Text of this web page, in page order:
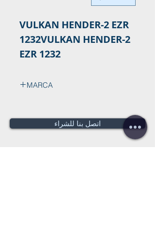
VULKAN HENDER-2 EZR
1232VULKAN HENDER-2
EZR 1232
MARCA
اتصل بنا للشراء